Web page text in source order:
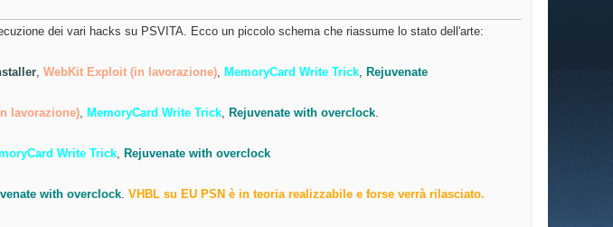
dei vari hacks su PSVITA. Ecco un piccolo schema che riassume lo stato dell'arte:
, WebKit Exploit (in lavorazione), MemoryCard Write Trick, Rejuvenate
lavorazione), MemoryCard Write Trick, Rejuvenate with overclock.
Write Trick, Rejuvenate with overclock
with overclock. VHBL su EU PSN è in teoria realizzabile e forse verrà rilasciato.